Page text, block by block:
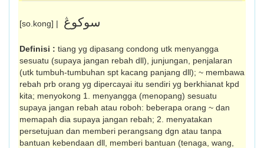
[so.kong] | سوکوڠ
Definisi : tiang yg dipasang condong utk me­nyangga
sesuatu (supaya jangan rebah dll), junjungan, penjalaran
(utk tumbuh-tumbuhan spt kacang panjang dll); ~ membawa
rebah prb orang yg dipercayai itu sendiri yg ber­khianat kpd
kita; menyokong 1. menyangga (menopang) se­suatu
supaya jangan rebah atau roboh: be­berapa orang ~ dan
memapah dia supaya jangan rebah; 2. menyatakan
persetujuan dan memberi perangsang dgn atau tanpa
bantuan kebendaan dll, memberi bantuan (tenaga, wang,